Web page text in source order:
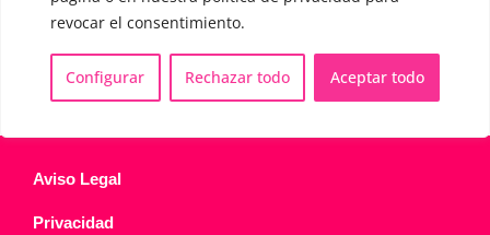
revocar el consentimiento.
Configurar Rechazar todo Aceptar todo
Email : contacto@femivoz.es
Aviso Legal
Privacidad